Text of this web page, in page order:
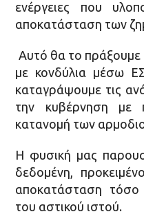
ενέργειες που
αποκατάσταση των
Αυτό θα το πράξουμε
με κονδύλια μέσω
καταγράψουμε τις
την κυβέρνηση με
κατανομή των
Η φυσική μας
δεδομένη,
αποκατάσταση
του αστικού ιστού.